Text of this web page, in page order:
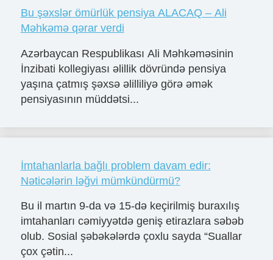
Bu şəxslər ömürlük pensiya ALACAQ – Ali
Məhkəmə qərar verdi
Azərbaycan Respublikası Ali Məhkəməsinin
İnzibati kollegiyası əlillik dövründə pensiya
yaşına çatmış şəxsə əlilliliyə görə əmək
pensiyasının müddətsi...
İmtahanlarla bağlı problem davam edir:
Nəticələrin ləğvi mümkündürmü?
Bu il martın 9-da və 15-də keçirilmiş buraxılış
imtahanları cəmiyyətdə geniş etirazlara səbəb
olub. Sosial şəbəkələrdə çoxlu sayda “Suallar
çox çətin...